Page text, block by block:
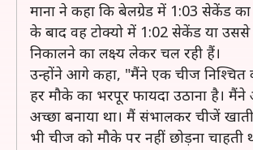
माना ने कहा कि बेलग्रेड में 1:03 सेकेंड
के बाद वह टोक्यो में 1:02 सेकेंड या
निकालने का लक्ष्य लेकर चल रही हैं।
उन्होंने आगे कहा, "मैंने एक चीज निश्चित
हर मौके का भरपूर फायदा उठाना है।
अच्छा बनाया था। मैं संभालकर चीजें
भी चीज को मौके पर नहीं छोड़ना चाहती